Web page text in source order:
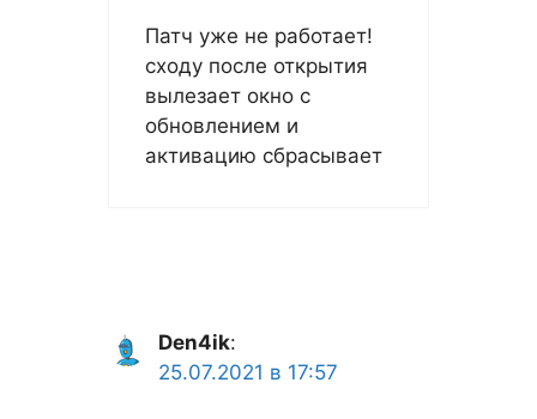
Патч уже не работает!
сходу после открытия
вылезает окно с
обновлением и
активацию сбрасывает
Den4ik:
25.07.2021 в 17:57